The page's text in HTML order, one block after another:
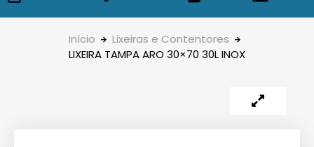
Início
Lixeiras e Contentores
LIXEIRA TAMPA ARO 30×70 30L INOX